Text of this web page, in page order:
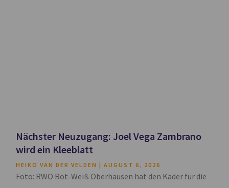
Nächster Neuzugang: Joel Vega Zambrano
wird ein Kleeblatt
HEIKO VAN DER VELDEN AUGUST 6, 2026
Foto: RWO Rot-Weiß Oberhausen hat den Kader für die